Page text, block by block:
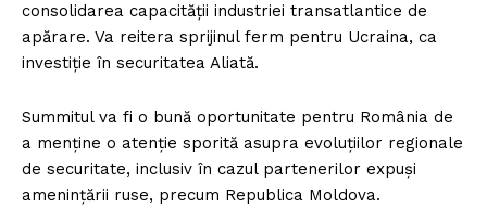
consolidarea capacității industriei transatlantice de
apărare. Va reitera sprijinul ferm pentru Ucraina, ca
investiție în securitatea Aliată.
Summitul va fi o bună oportunitate pentru România de
a menține o atenție sporită asupra evoluțiilor regionale
de securitate, inclusiv în cazul partenerilor expuși
amenințării ruse, precum Republica Moldova.